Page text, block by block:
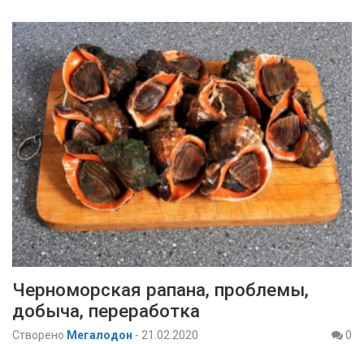
Черноморская рапана, проблемы,
добыча, переработка
Створено Мегалодон - 21.02.2020
0